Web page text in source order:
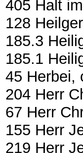
405 Halt
128
185.3
185.1
45 Herbei,
204 Herr
67 Herr
155 Herr
219 Herr